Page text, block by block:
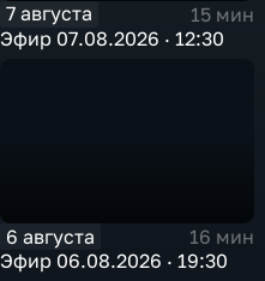
7 августа
15 мин
Эфир 07.08.2026 · 12:30
6 августа
16 мин
Эфир 06.08.2026 · 19:30